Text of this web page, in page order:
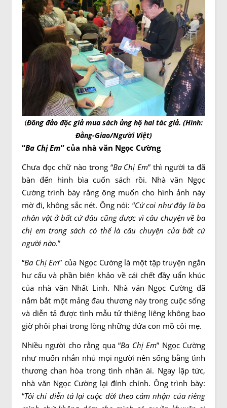
(Đông đảo độc giả mua sách ủng hộ hai tác giả. (Hình:
Đằng-Giao/Người Việt)
“Ba Chị Em” của nhà văn Ngọc Cường
Chưa đọc chữ nào trong “Ba Chị Em” thì người ta đã
bàn đến hình bìa cuốn sách rồi. Nhà văn Ngọc
Cường trình bày rằng ông muốn cho hình ảnh này
mờ đi, không sắc nét. Ông nói: “Cứ coi như đây là ba
nhân vật ở bất cứ đâu cũng được vì câu chuyện về ba
chị em trong sách có thể là câu chuyện của bất cứ
người nào.”
“Ba Chị Em” của Ngọc Cường là một tập truyện ngắn
hư cấu và phần biên khảo về cái chết đầy uẩn khúc
của nhà văn Nhất Linh. Nhà văn Ngọc Cường đã
nắm bắt một mảng đau thương này trong cuộc sống
và diễn tả được tình mẫu tử thiêng liêng không bao
giờ phôi phai trong lòng những đứa con mồ côi mẹ.
Nhiều người cho rằng qua “Ba Chị Em” Ngọc Cường
như muốn nhắn nhủ mọi người nên sống bằng tình
thương chan hòa trong tình nhân ái. Ngay lập tức,
nhà văn Ngọc Cường lại đính chính. Ông trình bày:
“Tôi chỉ diễn tả lại cuộc đời theo cảm nhận của riêng